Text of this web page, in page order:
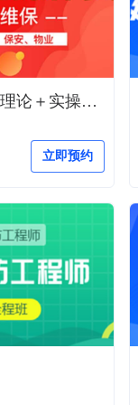
消防设施操作员理论＋实操培训课程
立即预约